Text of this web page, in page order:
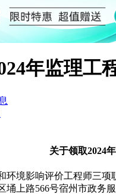
年监理工
关于领取2024
环境影响评价工程师三
上路566号宿州市政务